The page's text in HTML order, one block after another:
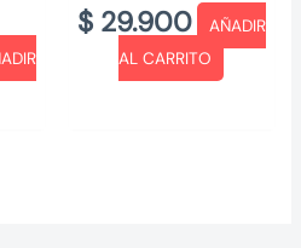
$29.900
AÑADIR
AL CARRITO